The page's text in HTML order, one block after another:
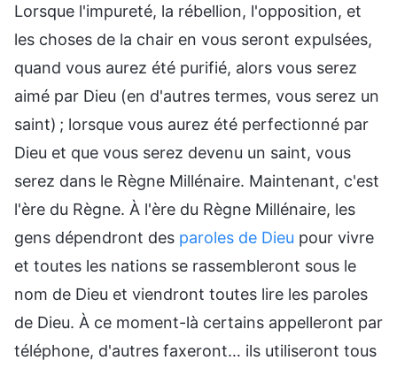
Lorsque l'impureté, la rébellion, l'opposition, et
les choses de la chair en vous seront expulsées,
quand vous aurez été purifié, alors vous serez
aimé par Dieu (en d'autres termes, vous serez un
saint) ; lorsque vous aurez été perfectionné par
Dieu et que vous serez devenu un saint, vous
serez dans le Règne Millénaire. Maintenant, c'est
l'ère du Règne. À l'ère du Règne Millénaire, les
gens dépendront des paroles de Dieu pour vivre
et toutes les nations se rassembleront sous le
nom de Dieu et viendront toutes lire les paroles
de Dieu. À ce moment-là certains appelleront par
téléphone, d'autres faxeront… ils utiliseront tous